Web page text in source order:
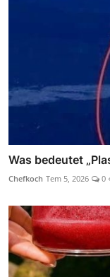
Was bedeutet
Chefkoch Tem 5, 2026 0